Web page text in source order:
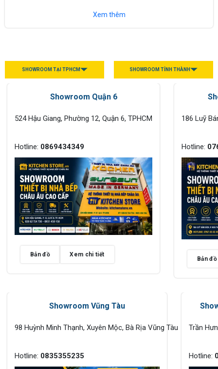
máy hút...
Xem thêm
SHOWROOM TẠI TPHCM SHOWROOM TỈNH THÀNH
Showroom Quận 6
524 Hậu Giang, Phường 12, Quận 6, TPHCM
Hotline: 0869434349
Bản đồ Xem chi tiết
186 Luỹ
Hotline:
Bản đồ
Showroom Vũng Tàu
98 Huỳnh Minh Thạnh, Xuyên Mộc, Bà Rịa Vũng Tàu
Hotline: 0835355235
Trần
Hotline: